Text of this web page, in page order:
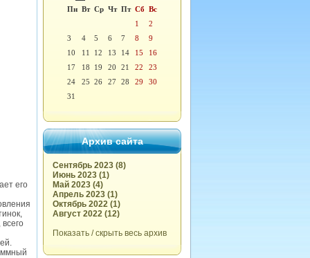
его
Пн Вт Ср Чт Пт Сб Вс
1
2
3
4 5 6 7 8
9
10
11 12 13 14 15
16
17
18 19 20 21 22
23
24
25 26 27 28 29
30
31
Архив сайта
Сентябрь 2023 (8)
Июнь 2023 (1)
Май 2023 (4)
Апрель 2023 (1)
Октябрь 2022 (1)
Август 2022 (12)
Показать / скрыть весь архив